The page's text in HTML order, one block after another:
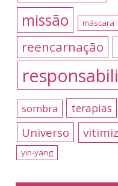
missão máscara
reencarnação
sombra terapias
Universo
yin-yang